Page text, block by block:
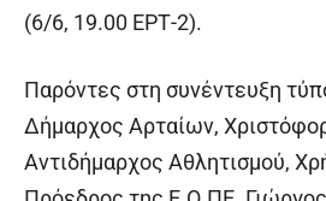
(6/6, 19.00 ΕΡΤ-2).
Παρόντες στη συνέντευξη
Δήμαρχος Αρταίων,
Αντιδήμαρχος Αθλητισμού,